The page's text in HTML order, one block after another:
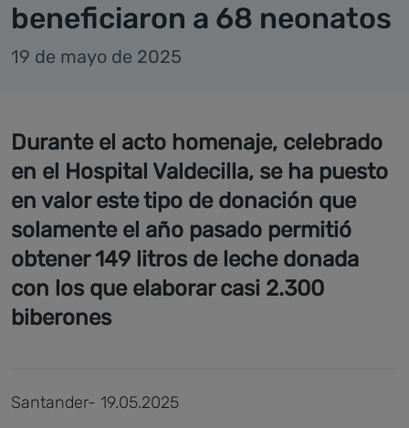
beneficiaron a 68 neonatos
19 de mayo de 2025
Durante el acto homenaje, celebrado
en el Hospital Valdecilla, se ha puesto
en valor este tipo de donación que
solamente el año pasado permitió
obtener 149 litros de leche donada
con los que elaborar casi 2.300
biberones
Santander- 19.05.2025